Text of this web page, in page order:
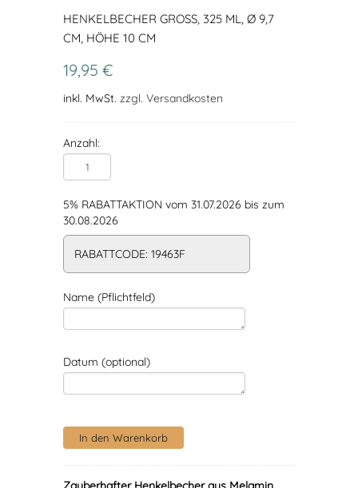
HENKELBECHER GROSS, 325 ML, Ø 9,7 C
M, HÖHE 10 CM
19,95 €
inkl. MwSt. zzgl. Versandkosten
Anzahl:
5% RABATTAKTION vom 31.07.2026 bis zum
30.08.2026
RABATTCODE: 19463F
Name (Pflichtfeld)
Datum (optional)